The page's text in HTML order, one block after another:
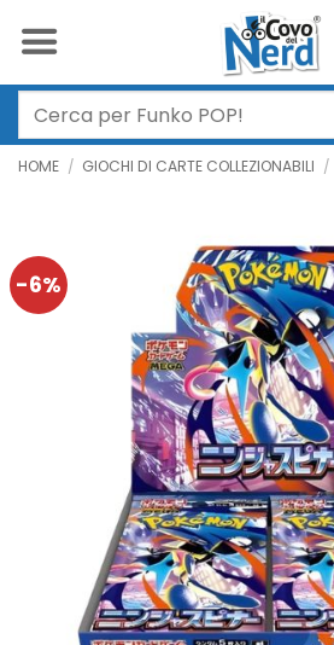
Cerca:
HOME / GIOCHI DI CARTE COLLEZIONABILI /
-6%